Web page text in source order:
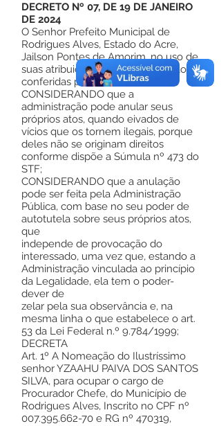
DECRETO Nº 07, DE 19 DE JANEIRO
DE 2024
O Senhor Prefeito Municipal de
Rodrigues Alves, Estado do Acre,
Jailson Pontes de Amorim, no uso de
suas atribuições legais que lhe são
conferidas por lei;
CONSIDERANDO que a
administração pode anular seus
próprios atos, quando eivados de
vícios que os tornem ilegais, porque
deles não se originam direitos
conforme dispõe a Súmula nº 473 do
STF;
CONSIDERANDO que a anulação
pode ser feita pela Administração
Pública, com base no seu poder de
autotutela sobre seus próprios atos,
que
independe de provocação do
interessado, uma vez que, estando a
Administração vinculada ao princípio
da Legalidade, ela tem o poder-
dever de
zelar pela sua observância e, na
mesma linha o que estabelece o art.
53 da Lei Federal n.º 9.784/1999;
DECRETA
Art. 1º A Nomeação do Ilustríssimo
senhor YZAAHU PAIVA DOS SANTOS
SILVA, para ocupar o cargo de
Procurador Chefe, do Município de
Rodrigues Alves, Inscrito no CPF nº
007.395.662-70 e RG nº 470319,